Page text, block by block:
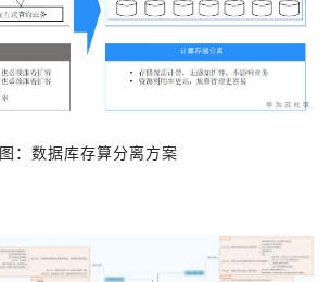
图：数据库存算分离方案